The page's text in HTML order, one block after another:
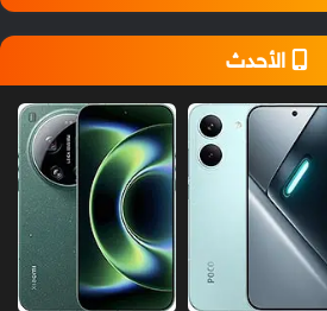
الأحدث